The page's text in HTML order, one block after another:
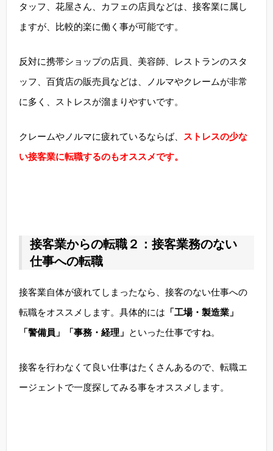
タッフ、花屋さん、カフェの店員などは、接客業に属し
ますが、比較的楽に働く事が可能です。
反対に携帯ショップの店員、美容師、レストランのスタ
ッフ、百貨店の販売員などは、ノルマやクレームが非常
に多く、ストレスが溜まりやすいです。
クレームやノルマに疲れているならば、
ストレスの少な
い接客業に転職するのもオススメです。
接客業からの転職２：接客業務のない
仕事への転職
接客業自体が疲れてしまったなら、接客のない仕事への
転職をオススメします。具体的には 「工場・製造業」
「警備員」「事務・経理」 といった仕事ですね。
接客を行わなくて良い仕事はたくさんあるので、転職エ
ージェントで一度探してみる事をオススメします。